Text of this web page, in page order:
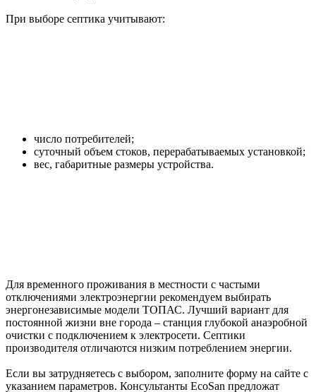
При выборе септика учитывают:
число потребителей;
суточный объем стоков, перерабатываемых установкой;
вес, габаритные размеры устройства.
Для временного проживания в местности с частыми
отключениями электроэнергии рекомендуем выбирать
энергонезависимые модели ТОПАС. Лучший вариант для
постоянной жизни вне города – станция глубокой анаэробной
очистки с подключением к электросети. Септики
производителя отличаются низким потреблением энергии.
Если вы затрудняетесь с выбором, заполните форму на сайте с
указанием параметров. Консультанты EcoSan предложат